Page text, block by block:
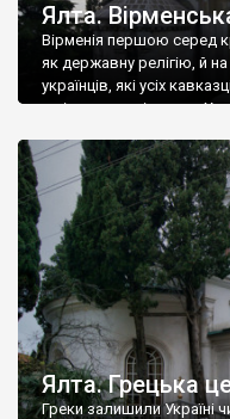
Ялта.
Вірменія першою серед
як державну релігію, й
українців, які усіх
є відданими вірянами
Ялта. Грецька
Греки залишили Україні